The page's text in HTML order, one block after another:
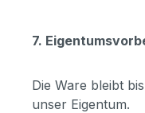
7.
Die Ware bleibt
unser Eigentum.